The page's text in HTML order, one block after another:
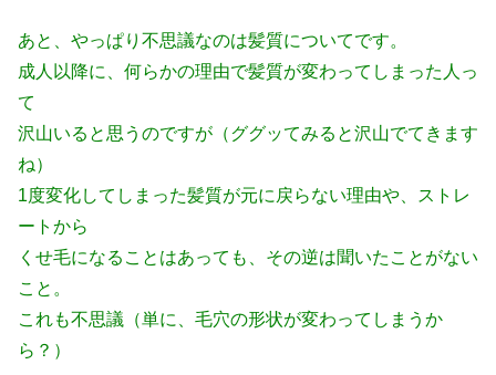
あと、やっぱり不思議なのは髪質についてです。
成人以降に、何らかの理由で髪質が変わってしまった人っ
て
沢山いると思うのですが（ググッてみると沢山でてきます
ね）
1度変化してしまった髪質が元に戻らない理由や、ストレ
ートから
くせ毛になることはあっても、その逆は聞いたことがない
こと。
これも不思議（単に、毛穴の形状が変わってしまうか
ら？）